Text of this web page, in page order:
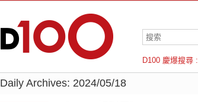
D100 慶爆搜尋 :
羅倫斯
Daily Archives: 2024/05/18